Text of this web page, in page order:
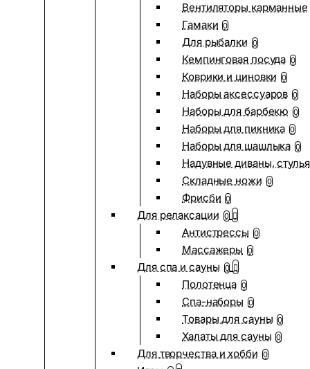
Вентиляторы карманные
Гамаки 0
Для рыбалки 0
Кемпинговая посуда 0
Коврики и циновки 0
Наборы аксессуаров 0
Наборы для барбекю 0
Наборы для пикника 0
Наборы для шашлыка 0
Надувные диваны, стулья
Складные ножи 0
Фрисби 0
Для релаксации 0
Антистрессы 0
Массажеры 0
Для спа и сауны 0
Полотенца 0
Спа-наборы 0
Товары для сауны 0
Халаты для сауны 0
Для творчества и хобби 0